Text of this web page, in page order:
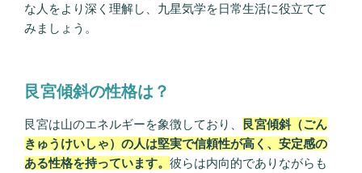
な人をより深く理解し、九星気学を日常生活に役立てて
みましょう。
艮宮傾斜の性格は？
艮宮は山のエネルギーを象徴しており、
艮宮傾斜（ごん
きゅうけいしゃ）の人は堅実で信頼性が高く、安定感の
ある性格を持っています。 彼らは内向的でありながらも